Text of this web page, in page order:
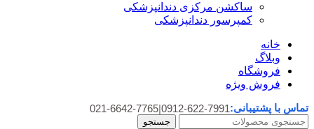
ساکشن مرکزی دندانپزشکی
کمپرسور دندانپزشکی
خانه
وبلاگ
فروشگاه
فروش ویژه
تماس با پشتیبانی:0912-622-7991
|
021-6642-7765
جستجو